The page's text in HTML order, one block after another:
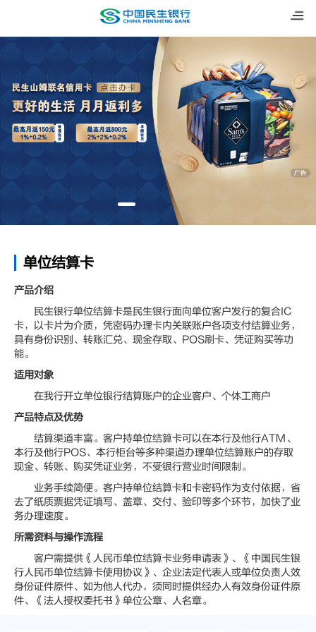
单位结算卡
产品介绍
民生银行单位结算卡是民生银行面向单位客户发行的复合IC
卡，以卡片为介质，凭密码办理卡内关联账户各项支付结算业务，
具有身份识别、转账汇兑、现金存取、POS刷卡、凭证购买等功
能。
适用对象
在我行开立单位银行结算账户的企业客户、个体工商户
产品特点及优势
结算渠道丰富。客户持单位结算卡可以在本行及他行ATM、
本行及他行POS、本行柜台等多种渠道办理单位结算账户的存取
现金、转账、购买凭证业务，不受银行营业时间限制。
业务手续简便。客户持单位结算卡和卡密码作为支付依据，省
去了纸质票据凭证填写、盖章、交付、验印等多个环节，加快了业
务办理速度。
所需资料与操作流程
客户需提供《人民币单位结算卡业务申请表》、《中国民生银
行人民币单位结算卡使用协议》、企业法定代表人或单位负责人效
身份证件原件、如为他人代办，须同时提供经办人有效身份证件原
件、《法人授权委托书》单位公章、人名章。